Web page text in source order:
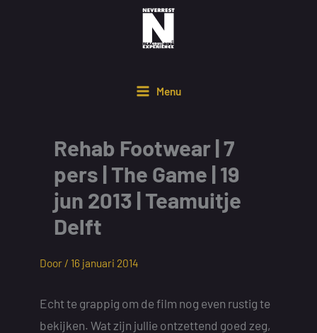
Menu
Rehab Footwear | 7
pers | The Game | 19
jun 2013 | Teamuitje
Delft
Door / 16 januari 2014
Echt te grappig om de film nog even rustig te
bekijken. Wat zijn jullie ontzettend goed zeg,